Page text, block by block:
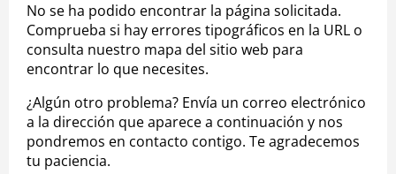
No se ha podido encontrar la página solicitada.
Comprueba si hay errores tipográficos en la URL o
consulta nuestro mapa del sitio web para
encontrar lo que necesites.
¿Algún otro problema? Envía un correo electrónico
a la dirección que aparece a continuación y nos
pondremos en contacto contigo. Te agradecemos
tu paciencia.